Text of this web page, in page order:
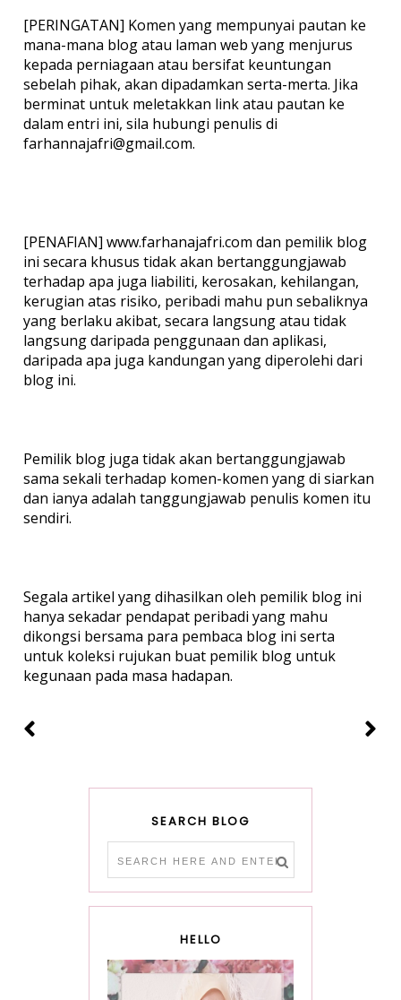
[PERINGATAN] Komen yang mempunyai pautan ke
mana-mana blog atau laman web yang menjurus
kepada perniagaan atau bersifat keuntungan
sebelah pihak, akan dipadamkan serta-merta. Jika
berminat untuk meletakkan link atau pautan ke
dalam entri ini, sila hubungi penulis di
farhannajafri@gmail.com.
[PENAFIAN] www.farhanajafri.com dan pemilik blog
ini secara khusus tidak akan bertanggungjawab
terhadap apa juga liabiliti, kerosakan, kehilangan,
kerugian atas risiko, peribadi mahu pun sebaliknya
yang berlaku akibat, secara langsung atau tidak
langsung daripada penggunaan dan aplikasi,
daripada apa juga kandungan yang diperolehi dari
blog ini.
Pemilik blog juga tidak akan bertanggungjawab
sama sekali terhadap komen-komen yang di siarkan
dan ianya adalah tanggungjawab penulis komen itu
sendiri.
Segala artikel yang dihasilkan oleh pemilik blog ini
hanya sekadar pendapat peribadi yang mahu
dikongsi bersama para pembaca blog ini serta
untuk koleksi rujukan buat pemilik blog untuk
kegunaan pada masa hadapan.
SEARCH BLOG
HELLO